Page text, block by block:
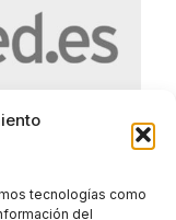
tecnologías como
del